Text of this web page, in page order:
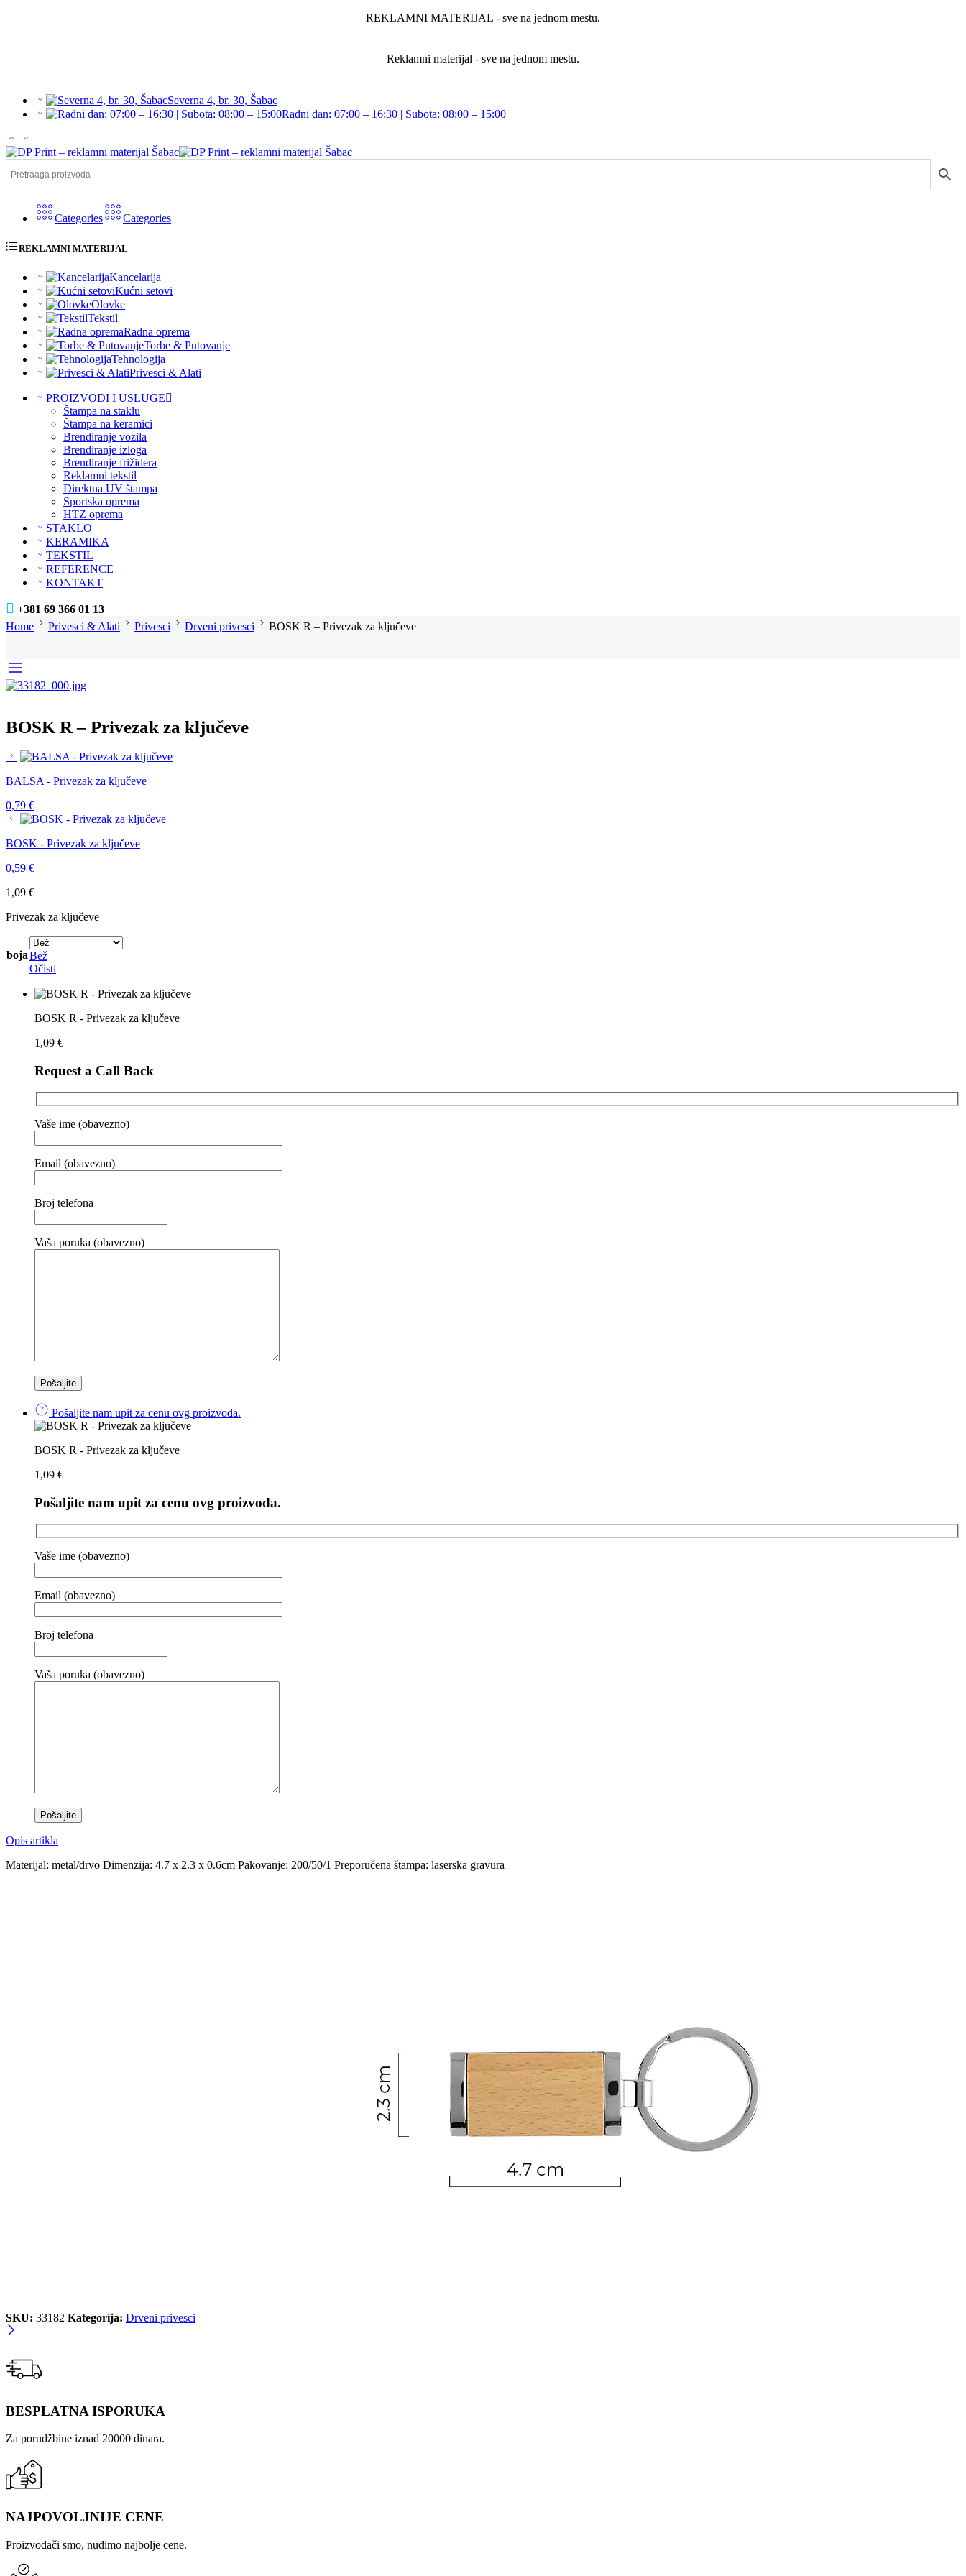
REKLAMNI MATERIJAL - sve na jednom mestu.
Reklamni materijal - sve na jednom mestu.
Severna 4, br. 30, Šabac
Radni dan: 07:00 – 16:30 | Subota: 08:00 – 15:00
Categories Categories
REKLAMNI MATERIJAL
Kancelarija
Kućni setovi
Olovke
Tekstil
Radna oprema
Torbe & Putovanje
Tehnologija
Privesci & Alati
PROIZVODI I USLUGE
Štampa na staklu
Štampa na keramici
Brendiranje vozila
Brendiranje izloga
Brendiranje frižidera
Reklamni tekstil
Direktna UV štampa
Sportska oprema
HTZ oprema
STAKLO
KERAMIKA
TEKSTIL
REFERENCE
KONTAKT
+381 69 366 01 13
Home
Privesci & Alati Privesci Drveni privesci BOSK R – Privezak za ključeve
BOSK R – Privezak za ključeve
BALSA - Privezak za ključeve
0,79 €
BOSK - Privezak za ključeve
0,59 €
1,09 €
Privezak za ključeve
bojaBež
Očisti
BOSK R - Privezak za ključeve
1,09 €
Request a Call Back
Vaše ime (obavezno)
Email (obavezno)
Broj telefona
Vaša poruka (obavezno)
Pošaljite nam upit za cenu ovg proizvoda.
BOSK R - Privezak za ključeve
1,09 €
Pošaljite nam upit za cenu ovg proizvoda.
Vaše ime (obavezno)
Email (obavezno)
Broj telefona
Vaša poruka (obavezno)
Opis artikla
Materijal: metal/drvo Dimenzija: 4.7 x 2.3 x 0.6cm Pakovanje: 200/50/1 Preporučena štampa: laserska gravura
SKU: 33182 Kategorija: Drveni privesci
BESPLATNA ISPORUKA
Za porudžbine iznad 20000 dinara.
NAJPOVOLJNIJE CENE
Proizvođači smo, nudimo najbolje cene.